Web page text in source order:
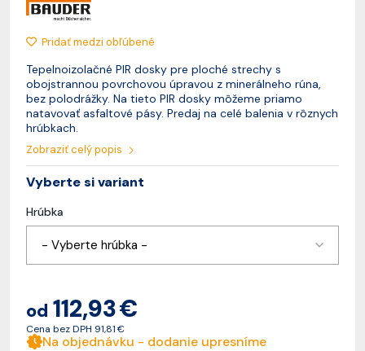
Pridať medzi obľúbené
Tepelnoizolačné PIR dosky pre ploché strechy s
obojstrannou povrchovou úpravou z minerálneho rúna,
bez polodrážky. Na tieto PIR dosky môžeme priamo
natavovať asfaltové pásy. Predaj na celé balenia v rôznych
hrúbkach.
Zobraziť celý popis
Vyberte si variant
Hrúbka
- Vyberte hrúbka -
od 112,93 €
Cena bez DPH 91,81 €
Na objednávku - dodanie upresníme